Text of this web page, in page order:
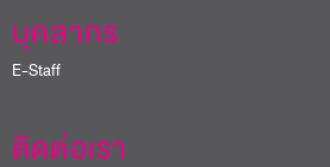
บุคลากร
E-Staff
ติดต่อเรา